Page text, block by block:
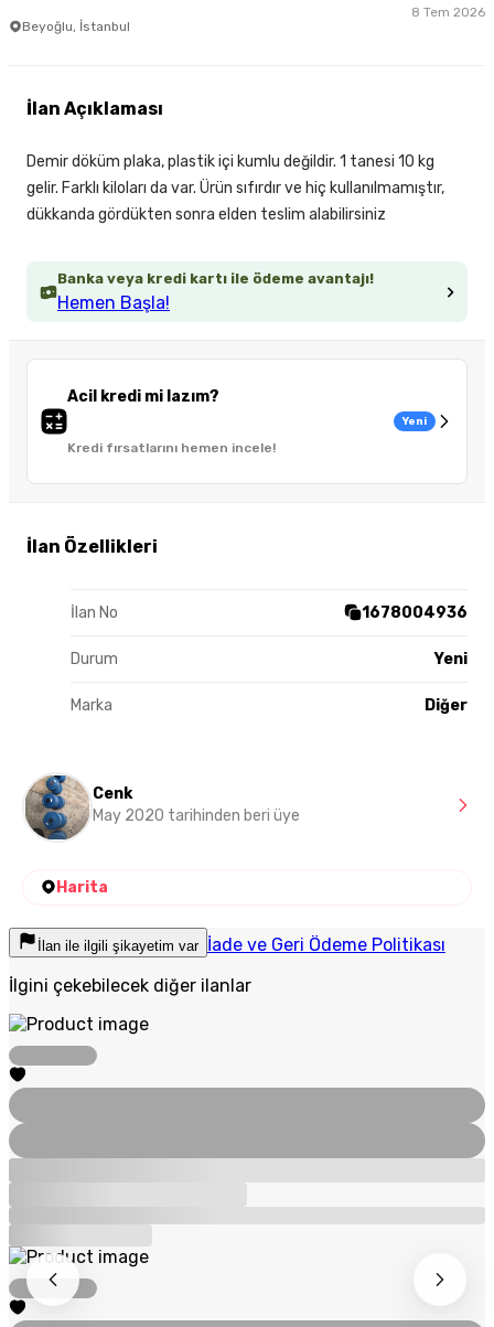
Beyoğlu, İstanbul
8 Tem 2026
Banka veya kredi kartı ile ödeme avantajı!
Hemen Başla!
Acil kredi mi lazım?
Kredi fırsatlarını hemen incele!
Yeni
İlan Özellikleri
İlan No 1678004936
Durum Yeni
Marka Diğer
İlan Açıklaması
Demir döküm plaka, plastik içi kumlu değildir. 1 tanesi 10 kg
gelir. Farklı kiloları da var. Ürün sıfırdır ve hiç kullanılmamıştır,
dükkanda gördükten sonra elden teslim alabilirsiniz
Cenk
May 2020 tarihinden beri üye
Harita
İlan ile ilgili şikayetim var İade ve Geri Ödeme Politikası
İlgini çekebilecek diğer ilanlar